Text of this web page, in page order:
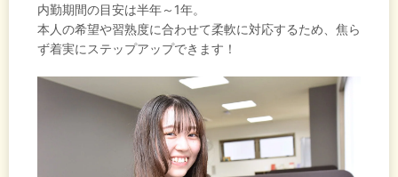
内勤期間の目安は半年～1年。
本人の希望や習熟度に合わせて柔軟に対応するため、焦ら
ず着実にステップアップできます！